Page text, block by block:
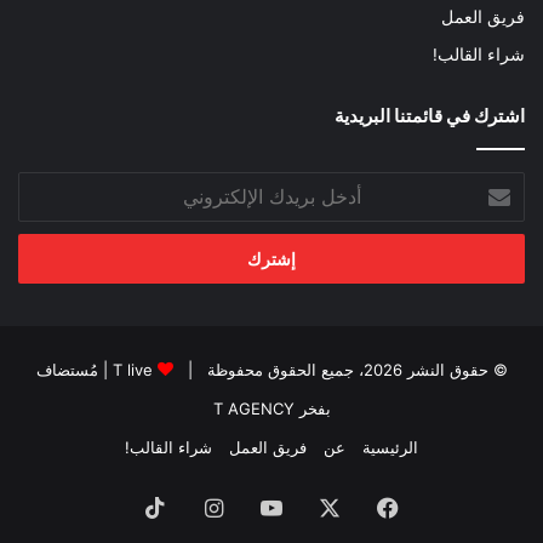
فريق العمل
شراء القالب!
اشترك في قائمتنا البريدية
بريدك
الإلكتروني
© حقوق النشر 2026، جميع الحقوق محفوظة | T live | مُستضاف
بفخر T AGENCY
الرئيسية
عن فريق العمل شراء القالب!
فيسبوك ‫YouTubeانستقرام